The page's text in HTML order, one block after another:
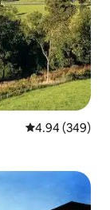
평점 4.94점(5
4.94 (349)